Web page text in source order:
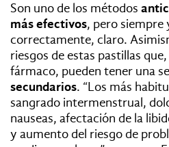
Son uno de los métodos
másefectivos, pero siempre
correctamente, claro.
riesgos de estas pastillas
fármaco, pueden tener una
secundarios. “Los más
sangrado intermenstrual,
nauseas, afectación de la
y aumento del riesgo de